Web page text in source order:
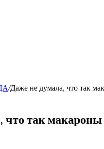
/Даже не думала, что так
так макароны